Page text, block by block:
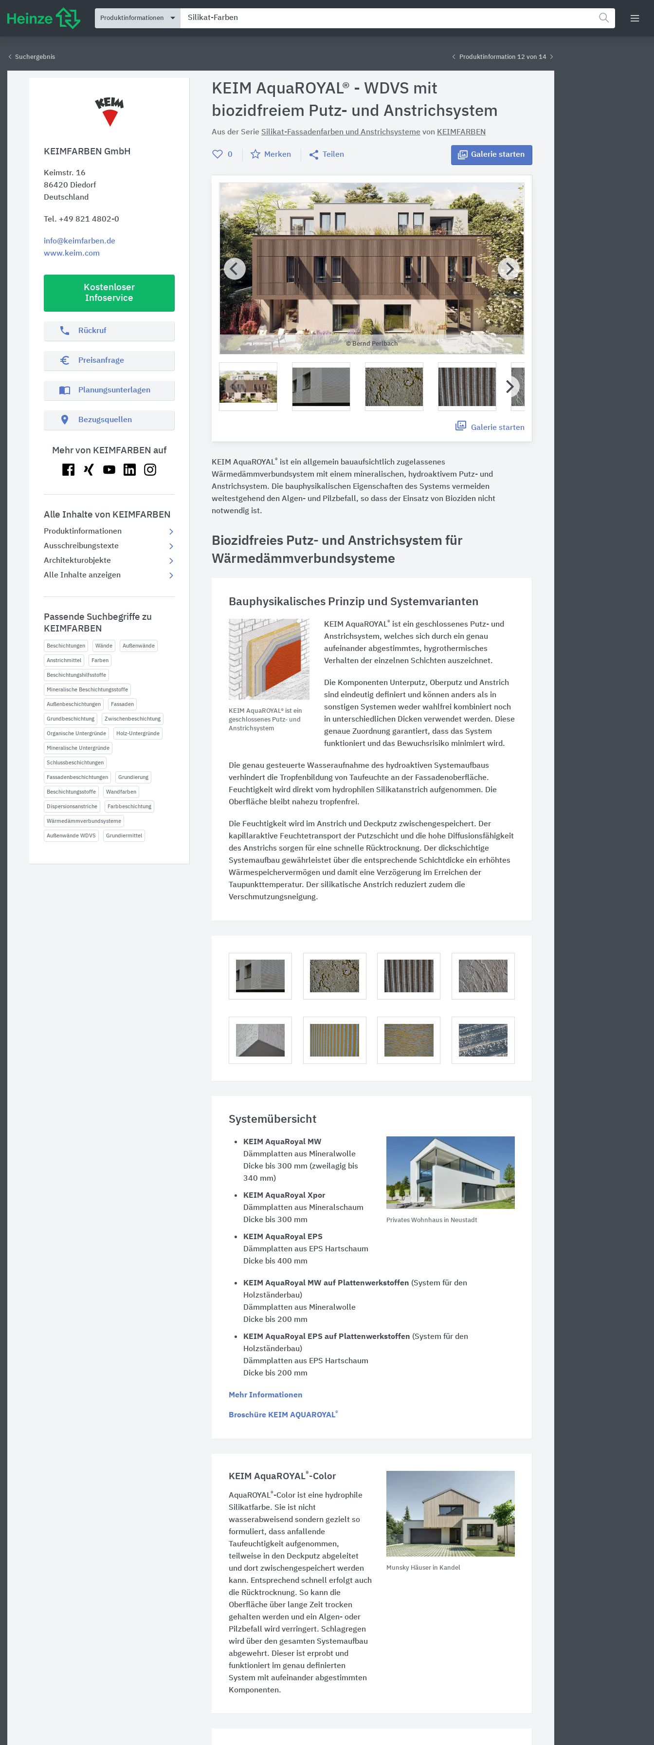
Produktinformationen
Suchergebnis Produktinformation 12 von 14
KEIMFARBEN GmbH
Keimstr. 16
86420 Diedorf
Deutschland
Tel. +49 821 4802-0
info@keimfarben.de
www.keim.com
Kostenloser
Infoservice
phone Rückruf
euro_symbol Preisanfrage
import_contacts Planungsunterlagen
location_on Bezugsquellen
Mehr von KEIMFARBEN auf
Alle Inhalte von KEIMFARBEN
Produktinformationen
Ausschreibungstexte
Architekturobjekte
Alle Inhalte anzeigen
Passende Suchbegriffe zu
KEIMFARBEN
Beschichtungen Wände Außenwände
Anstrichmittel Farben
Beschichtungshilfsstoffe
Mineralische Beschichtungsstoffe
Außenbeschichtungen Fassaden
Grundbeschichtung Zwischenbeschichtung
Organische Untergründe Holz-Untergründe
Mineralische Untergründe
Schlussbeschichtungen
Fassadenbeschichtungen Grundierung
Beschichtungsstoffe Wandfarben
Dispersionsanstriche Farbbeschichtung
Wärmedämmverbundsysteme
Außenwände WDVS Grundiermittel
KEIM AquaROYAL® - WDVS mit
biozidfreiem Putz- und Anstrichsystem
Aus der Serie Silikat-Fassadenfarben und Anstrichsysteme von KEIMFARBEN
0 Merken Teilen Galerie starten
© Bernd Perlbach
Galerie starten
KEIM AquaROYAL® ist ein allgemein bauaufsichtlich zugelassenes
Wärmedämmverbundsystem mit einem mineralischen, hydroaktivem Putz- und
Anstrichsystem. Die bauphysikalischen Eigenschaften des Systems vermeiden
weitestgehend den Algen- und Pilzbefall, so dass der Einsatz von Bioziden nicht
notwendig ist.
Biozidfreies Putz- und Anstrichsystem für
Wärmedämmverbundsysteme
Bauphysikalisches Prinzip und Systemvarianten
KEIM AquaROYAL® ist ein
geschlossenes Putz- und
Anstrichsystem
KEIM AquaROYAL® ist ein geschlossenes Putz- und
Anstrichsystem, welches sich durch ein genau
aufeinander abgestimmtes, hygrothermisches
Verhalten der einzelnen Schichten auszeichnet.
Die Komponenten Unterputz, Oberputz und Anstrich
sind eindeutig definiert und können anders als in
sonstigen Systemen weder wahlfrei kombiniert noch
in unterschiedlichen Dicken verwendet werden. Diese
genaue Zuordnung garantiert, dass das System
funktioniert und das Bewuchsrisiko minimiert wird.
Die genau gesteuerte Wasseraufnahme des hydroaktiven Systemaufbaus
verhindert die Tropfenbildung von Taufeuchte an der Fassadenoberfläche.
Feuchtigkeit wird direkt vom hydrophilen Silikatanstrich aufgenommen. Die
Oberfläche bleibt nahezu tropfenfrei.
Die Feuchtigkeit wird im Anstrich und Deckputz zwischengespeichert. Der
kapillaraktive Feuchtetransport der Putzschicht und die hohe Diffusionsfähigkeit
des Anstrichs sorgen für eine schnelle Rücktrocknung. Der dickschichtige
Systemaufbau gewährleistet über die entsprechende Schichtdicke ein erhöhtes
Wärmespeichervermögen und damit eine Verzögerung im Erreichen der
Taupunkttemperatur. Der silikatische Anstrich reduziert zudem die
Verschmutzungsneigung.
Systemübersicht
Privates Wohnhaus in Neustadt
KEIM AquaRoyal MW
Dämmplatten aus Mineralwolle
Dicke bis 300 mm (zweilagig bis
340 mm)
KEIM AquaRoyal Xpor
Dämmplatten aus Mineralschaum
Dicke bis 300 mm
KEIM AquaRoyal EPS
Dämmplatten aus EPS Hartschaum
Dicke bis 400 mm
KEIM AquaRoyal MW auf Plattenwerkstoffen (System für den
Holzständerbau)
Dämmplatten aus Mineralwolle
Dicke bis 200 mm
KEIM AquaRoyal EPS auf Plattenwerkstoffen (System für den
Holzständerbau)
Dämmplatten aus EPS Hartschaum
Dicke bis 200 mm
Mehr Informationen
Broschüre KEIM AQUAROYAL®
Munsky Häuser in Kandel
KEIM AquaROYAL®-Color
AquaROYAL®-Color ist eine hydrophile
Silikatfarbe. Sie ist nicht
wasserabweisend sondern gezielt so
formuliert, dass anfallende
Taufeuchtigkeit aufgenommen,
teilweise in den Deckputz abgeleitet
und dort zwischengespeichert werden
kann. Entsprechend schnell erfolgt auch
die Rücktrocknung. So kann die
Oberfläche über lange Zeit trocken
gehalten werden und ein Algen- oder
Pilzbefall wird verringert. Schlagregen
wird über den gesamten Systemaufbau
abgewehrt. Dieser ist erprobt und
funktioniert im genau definierten
System mit aufeinander abgestimmten
Komponenten.